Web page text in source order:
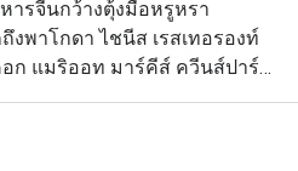
ารจีนกว้างตุ้งมื้อหรูหรา
พาโกดา ไชนีส เรสเทอรองท์
ก แมริออท มาร์คีส์ ควีนส์ปาร์ค
ยงามตกแต่งในสไตล์จีนร่วมสมัย
เล็กและใหญ่ อีกทั้งยังมีห้อง